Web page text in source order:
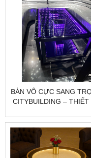
BÀN VÔ CỰC SANG
CITYBUILDING – THIẾT
KHÔNG GIAN CAO